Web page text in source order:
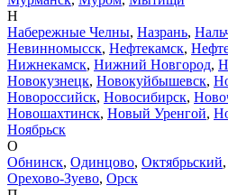
Н
Набережные Челны, Назрань,
Невинномысск, Нефтекамск,
Нижнекамск, Нижний Новгород,
Новокузнецк, Новокуйбышевск,
Новороссийск, Новосибирск,
Новошахтинск, Новый Уренгой,
Ноябрьск
О
Обнинск, Одинцово, Октябрьский,
Орехово-Зуево, Орск